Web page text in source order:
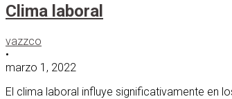
Clima laboral
vazzco
•
marzo 1, 2022
El clima laboral influye significativamente en